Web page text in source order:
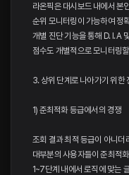
라온픽은 대시보드 내에서 본
순위 모니터링이 가능하여 정
개별 진단 기능을 통해 D. I. A
점수도 개별적으로 모니터링
3. 상위 단계로 나아가기 위한
1) 준최적화 등급에서의 경쟁
조회 결과 최적 등급이 아니더
대부분의 사용자들이 준최적
1~7단계 내에서 로직에 맞는